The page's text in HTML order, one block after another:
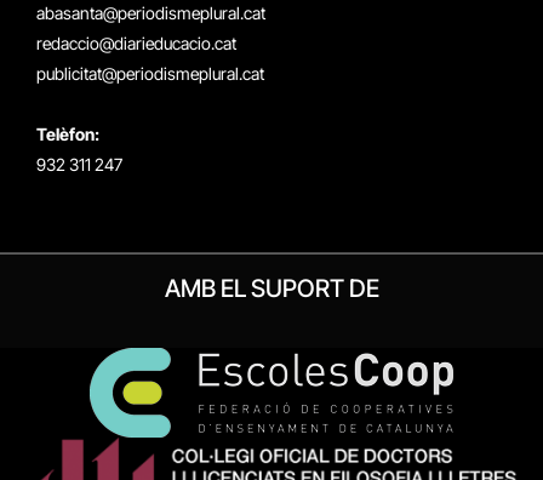
abasanta@periodismeplural.cat
redaccio@diarieducacio.cat
publicitat@periodismeplural.cat
Telèfon:
932 311 247
AMB EL SUPORT DE